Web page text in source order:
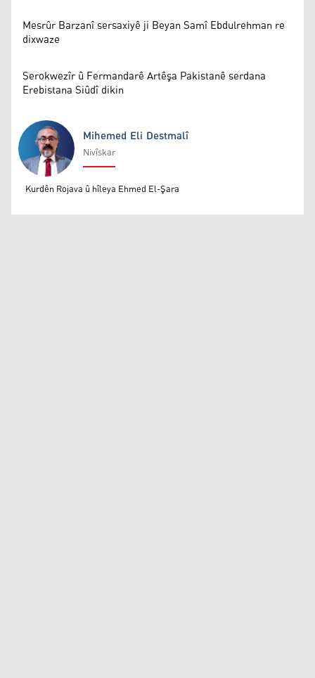
Mesrûr Barzanî sersaxiyê ji Beyan Samî Ebdulrehman re
dixwaze
Serokwezîr û Fermandarê Artêşa Pakistanê serdana
Erebistana Siûdî dikin
Mihemed Eli Destmalî
Mihemed Eli Destmalî
Nivîskar
Kurdên Rojava û hîleya Ehmed El-Şara